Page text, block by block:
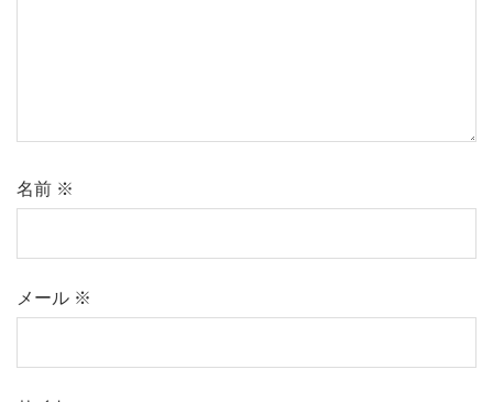
名前 ※
メール ※